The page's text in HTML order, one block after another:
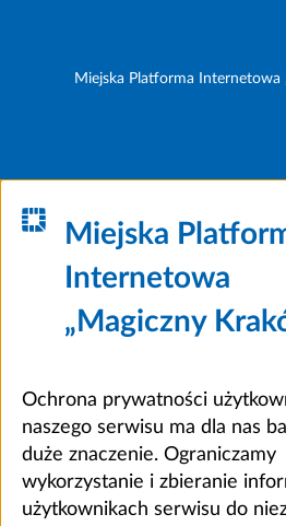
Miejska Platforma Internetowa
Miejska
Internetowa
„Magiczny
Ochrona prywatności
naszego serwisu ma dla nas
duże znaczenie. Ograniczamy
wykorzystanie i zbieranie
użytkownikach serwisu do